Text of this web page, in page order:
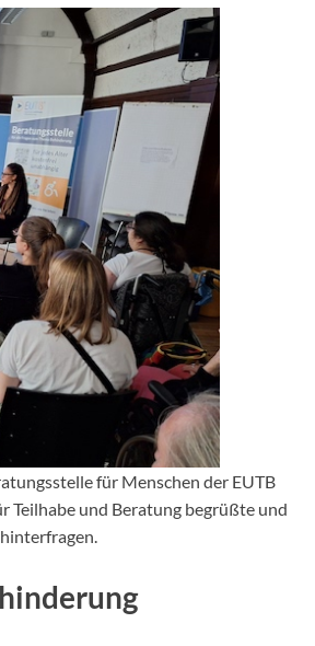
für Menschen der EUTB
Teilhabe und Beratung begrüßte und